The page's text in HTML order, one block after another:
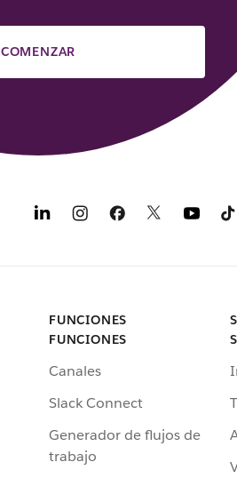
COMENZAR
FUNCIONES
FUNCIONES
Canales
Slack Connect
Generador de flujos de
trabajo